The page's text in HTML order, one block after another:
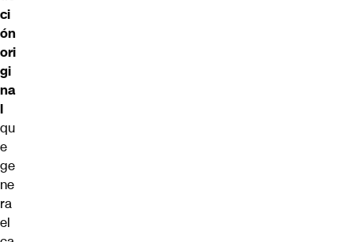
ci
ón
ori
gi
na
l
qu
e
ge
ne
ra
el